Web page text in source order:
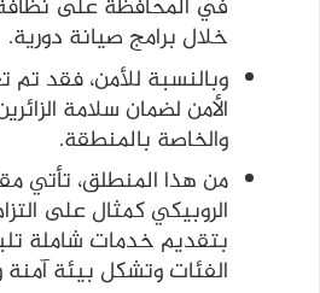
خلال برامج صيانة دورية.
وبالنسبة للأمن، فقد تم
الأمن لضمان سلامة
والخاصة بالمنطقة.
من هذا المنطلق، تأتي
الروبيكي كمثال على
بتقديم خدمات شاملة
الفئات وتشكل بيئة